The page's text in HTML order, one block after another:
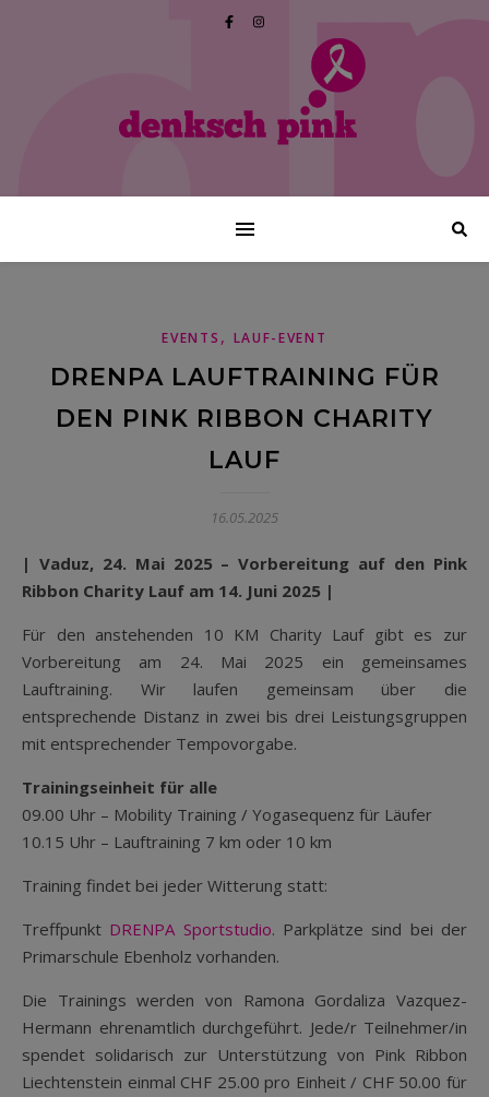
EVENTS , LAUF-EVENT
DRENPA LAUFTRAINING FÜR
DEN PINK RIBBON CHARITY
LAUF
16.05.2025
| Vaduz, 24. Mai 2025 – Vorbereitung auf den Pink
Ribbon Charity Lauf am 14. Juni 2025 |
Für den anstehenden 10 KM Charity Lauf gibt es zur
Vorbereitung am 24. Mai 2025 ein gemeinsames
Lauftraining. Wir laufen gemeinsam über die
entsprechende Distanz in zwei bis drei Leistungsgruppen
mit entsprechender Tempovorgabe.
Trainingseinheit für alle
09.00 Uhr – Mobility Training / Yogasequenz für Läufer
10.15 Uhr – Lauftraining 7 km oder 10 km
Training findet bei jeder Witterung statt:
Treffpunkt DRENPA Sportstudio. Parkplätze sind bei der
Primarschule Ebenholz vorhanden.
Die Trainings werden von Ramona Gordaliza Vazquez-
Hermann ehrenamtlich durchgeführt. Jede/r Teilnehmer/in
spendet solidarisch zur Unterstützung von Pink Ribbon
Liechtenstein einmal CHF 25.00 pro Einheit / CHF 50.00 für